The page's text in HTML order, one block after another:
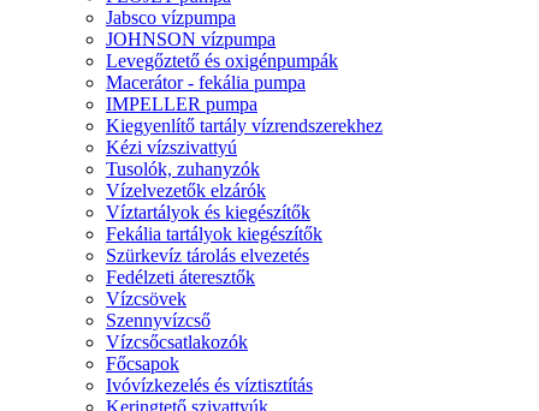
Jabsco vízpumpa
JOHNSON vízpumpa
Levegőztető és oxigénpumpák
Macerátor - fekália pumpa
IMPELLER pumpa
Kiegyenlítő tartály vízrendszerekhez
Kézi vízszivattyú
Tusolók, zuhanyzók
Vízelvezetők elzárók
Víztartályok és kiegészítők
Fekália tartályok kiegészítők
Szürkevíz tárolás elvezetés
Fedélzeti áteresztők
Vízcsövek
Szennyvízcső
Vízcsőcsatlakozók
Főcsapok
Ivóvízkezelés és víztisztítás